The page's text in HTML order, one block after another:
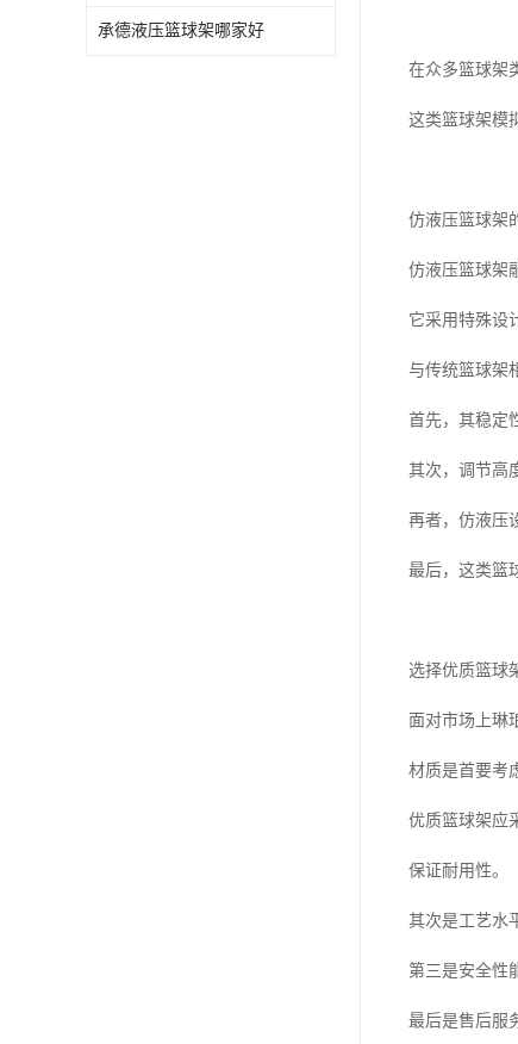
承德液压篮球架哪家好
在众多篮球架
这类篮球架模
仿液压篮球架
仿液压篮球架
它采用特殊设
与传统篮球架
首先，其稳定
其次，调节高
再者，仿液压
最后，这类篮
选择优质篮球
面对市场上琳
材质是首要考
优质篮球架应
保证耐用性。
其次是工艺水
第三是安全性
最后是售后服